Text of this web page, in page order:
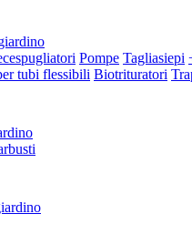
Pompe Tagliasiepi
tubi flessibili Biotrituratori